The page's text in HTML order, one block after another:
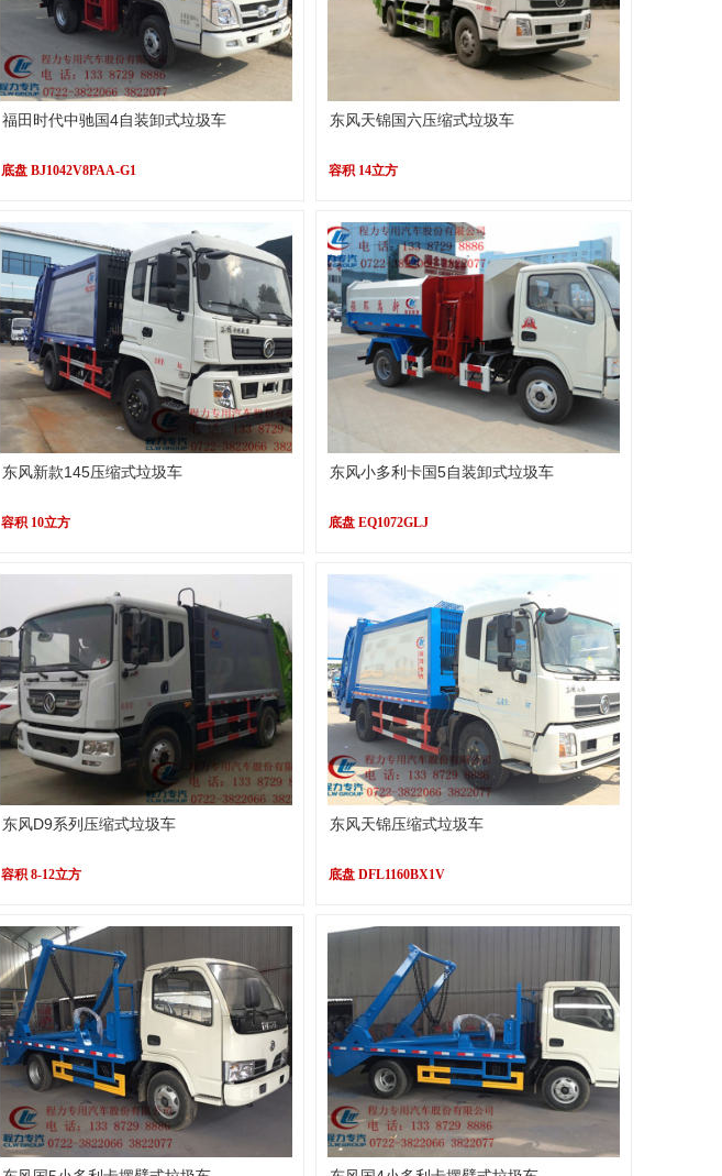
福田时代中驰国4自装卸式垃圾车
底盘 BJ1042V8PAA-G1
东风天锦国六压缩式垃圾车
容积 14立方
东风新款145压缩式垃圾车
容积 10立方
东风小多利卡国5自装卸式垃圾车
底盘 EQ1072GLJ
东风D9系列压缩式垃圾车
容积 8-12立方
东风天锦压缩式垃圾车
底盘 DFL1160BX1V